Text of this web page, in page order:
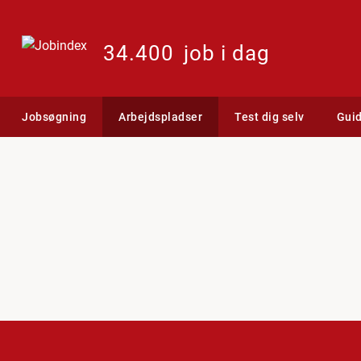
34.400 job i dag
Jobsøgning Arbejdspladser Test dig selv